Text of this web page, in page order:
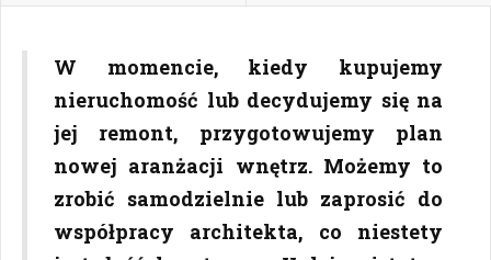
W momencie, kiedy kupujemy
nieruchomość lub decydujemy się na
jej remont, przygotowujemy plan
nowej aranżacji wnętrz. Możemy to
zrobić samodzielnie lub zaprosić do
współpracy architekta, co niestety